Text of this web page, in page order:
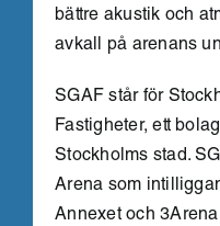
bättre akustik och
avkall på arenans
SGAF står för
Fastigheter, ett
Stockholms stad.
Arena som
Annexet och